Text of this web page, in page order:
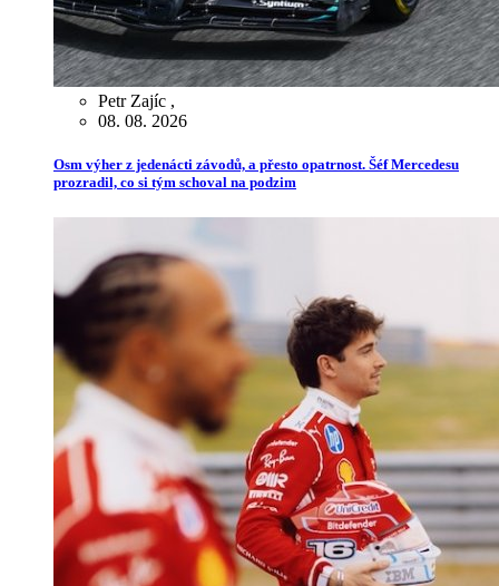
Petr Zajíc ,
08. 08. 2026
Osm výher z jedenácti závodů, a přesto opatrnost. Šéf Mercedesu
prozradil, co si tým schoval na podzim